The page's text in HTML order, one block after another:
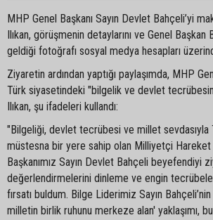
MHP Genel Başkanı Sayın Devlet Bahçeli’yi
Ilıkan, görüşmenin detaylarını ve Genel
geldiği fotoğrafı sosyal medya hesapları
Ziyaretin ardından yaptığı paylaşımda, MHP
Türk siyasetindeki "bilgelik ve devlet
Ilıkan, şu ifadeleri kullandı:
"Bilgeliği, devlet tecrübesi ve millet sevdasıyla
müstesna bir yere sahip olan Milliyetçi
Başkanımız Sayın Devlet Bahçeli beyefendiyi
değerlendirmelerini dinleme ve engin
fırsatı buldum. Bilge Liderimiz Sayın
milletin birlik ruhunu merkeze alan' yaklaşımı,